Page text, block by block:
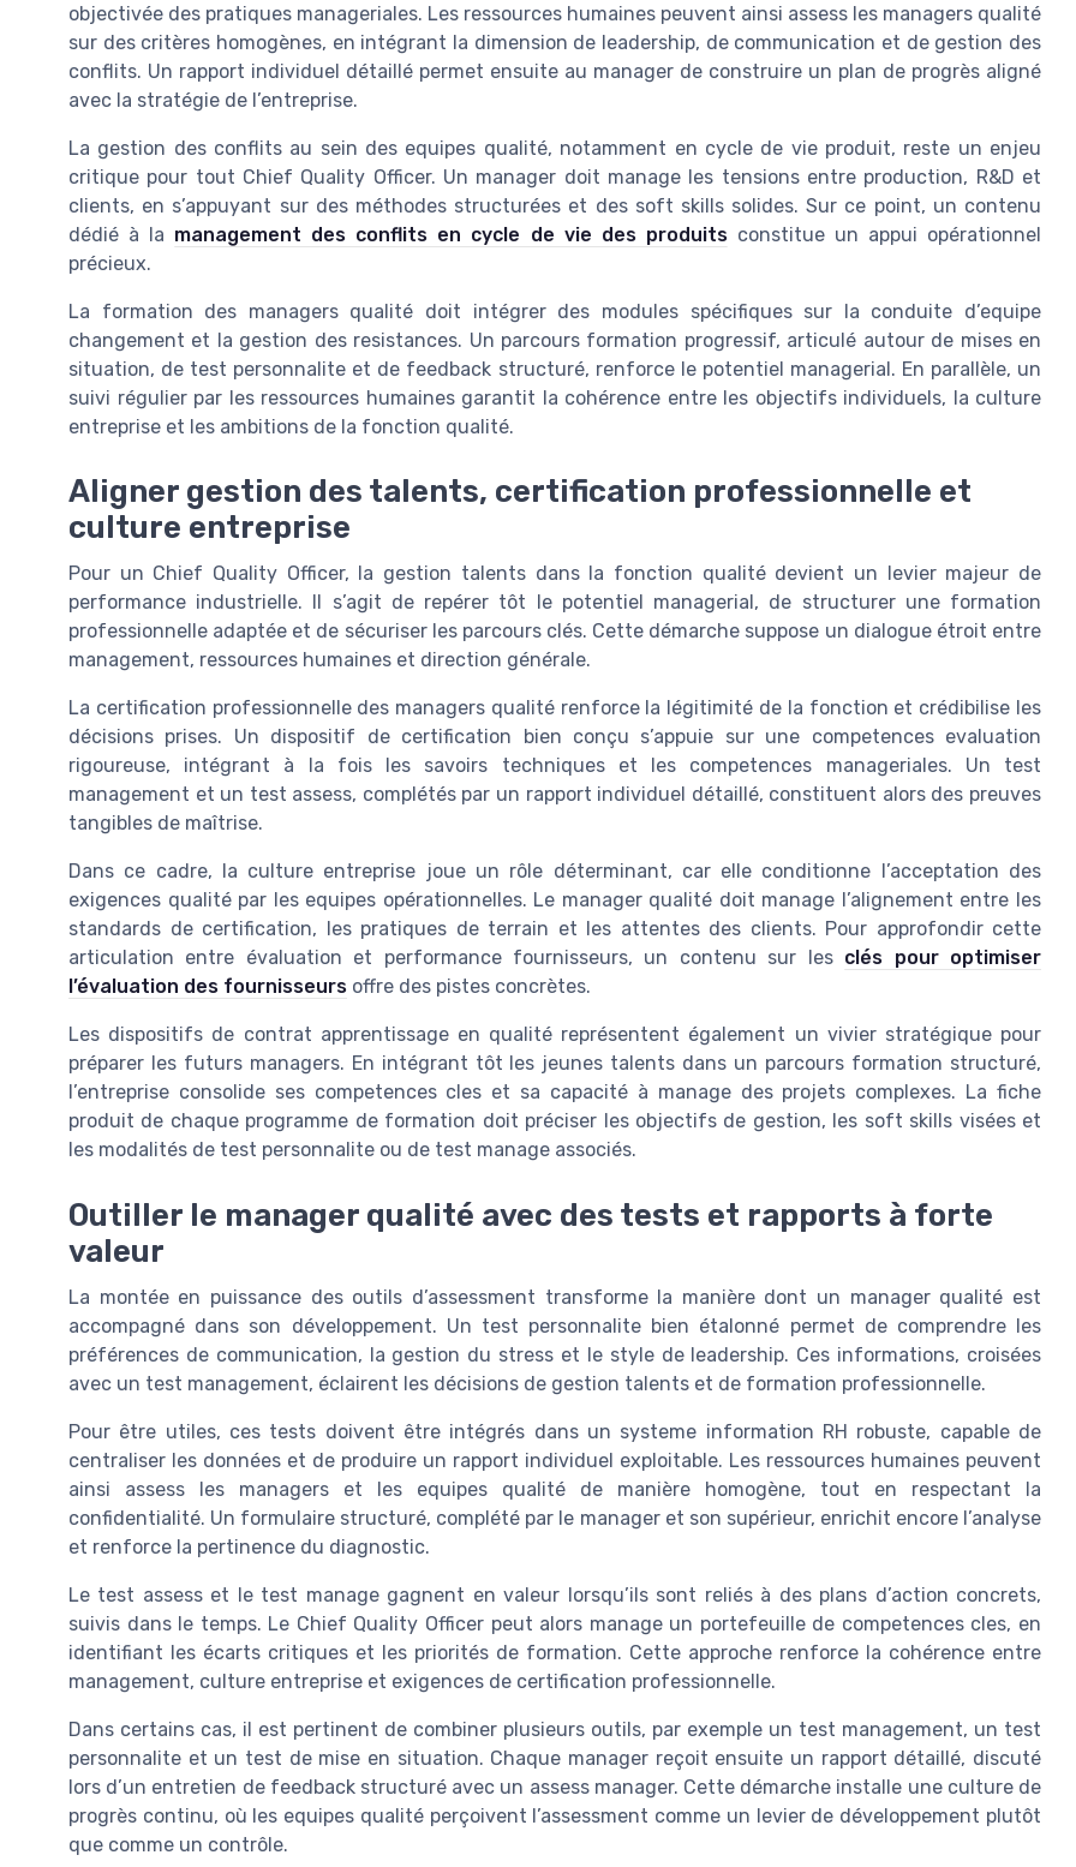
objectivée des pratiques manageriales. Les ressources humaines peuvent ainsi assess les managers qualité
sur des critères homogènes, en intégrant la dimension de leadership, de communication et de gestion des
conflits. Un rapport individuel détaillé permet ensuite au manager de construire un plan de progrès aligné
avec la stratégie de l’entreprise.
La gestion des conflits au sein des equipes qualité, notamment en cycle de vie produit, reste un enjeu
critique pour tout Chief Quality Officer. Un manager doit manage les tensions entre production, R&D et
clients, en s’appuyant sur des méthodes structurées et des soft skills solides. Sur ce point, un contenu
dédié à la management des conflits en cycle de vie des produitsconstitue un appui opérationnel
précieux.
La formation des managers qualité doit intégrer des modules spécifiques sur la conduite d’equipe
changement et la gestion des resistances. Un parcours formation progressif, articulé autour de mises en
situation, de test personnalite et de feedback structuré, renforce le potentiel managerial. En parallèle, un
suivi régulier par les ressources humaines garantit la cohérence entre les objectifs individuels, la culture
entreprise et les ambitions de la fonction qualité.
Aligner gestion des talents, certification professionnelle et
culture entreprise
Pour un Chief Quality Officer, la gestion talents dans la fonction qualité devient un levier majeur de
performance industrielle. Il s’agit de repérer tôt le potentiel managerial, de structurer une formation
professionnelle adaptée et de sécuriser les parcours clés. Cette démarche suppose un dialogue étroit entre
management, ressources humaines et direction générale.
La certification professionnelle des managers qualité renforce la légitimité de la fonction et crédibilise les
décisions prises. Un dispositif de certification bien conçu s’appuie sur une competences evaluation
rigoureuse, intégrant à la fois les savoirs techniques et les competences manageriales. Un test
management et un test assess, complétés par un rapport individuel détaillé, constituent alors des preuves
tangibles de maîtrise.
Dans ce cadre, la culture entreprise joue un rôle déterminant, car elle conditionne l’acceptation des
exigences qualité par les equipes opérationnelles. Le manager qualité doit manage l’alignement entre les
standards de certification, les pratiques de terrain et les attentes des clients. Pour approfondir cette
articulation entre évaluation et performance fournisseurs, un contenu sur les clés pour optimiser
l’évaluation des fournisseurs offre des pistes concrètes.
Les dispositifs de contrat apprentissage en qualité représentent également un vivier stratégique pour
préparer les futurs managers. En intégrant tôt les jeunes talents dans un parcours formation structuré,
l’entreprise consolide ses competences cles et sa capacité à manage des projets complexes. La fiche
produit de chaque programme de formation doit préciser les objectifs de gestion, les soft skills visées et
les modalités de test personnalite ou de test manage associés.
Outiller le manager qualité avec des tests et rapports à forte
valeur
La montée en puissance des outils d’assessment transforme la manière dont un manager qualité est
accompagné dans son développement. Un test personnalite bien étalonné permet de comprendre les
préférences de communication, la gestion du stress et le style de leadership. Ces informations, croisées
avec un test management, éclairent les décisions de gestion talents et de formation professionnelle.
Pour être utiles, ces tests doivent être intégrés dans un systeme information RH robuste, capable de
centraliser les données et de produire un rapport individuel exploitable. Les ressources humaines peuvent
ainsi assess les managers et les equipes qualité de manière homogène, tout en respectant la
confidentialité. Un formulaire structuré, complété par le manager et son supérieur, enrichit encore l’analyse
et renforce la pertinence du diagnostic.
Le test assess et le test manage gagnent en valeur lorsqu’ils sont reliés à des plans d’action concrets,
suivis dans le temps. Le Chief Quality Officer peut alors manage un portefeuille de competences cles, en
identifiant les écarts critiques et les priorités de formation. Cette approche renforce la cohérence entre
management, culture entreprise et exigences de certification professionnelle.
Dans certains cas, il est pertinent de combiner plusieurs outils, par exemple un test management, un test
personnalite et un test de mise en situation. Chaque manager reçoit ensuite un rapport détaillé, discuté
lors d’un entretien de feedback structuré avec un assess manager. Cette démarche installe une culture de
progrès continu, où les equipes qualité perçoivent l’assessment comme un levier de développement plutôt
que comme un contrôle.